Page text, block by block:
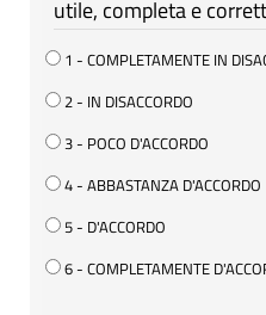
utile, completa e
1 - COMPLETAMENTE IN
2 - IN DISACCORDO
3 - POCO D'ACCORDO
4 - ABBASTANZA D'ACCORDO
5 - D'ACCORDO
6 - COMPLETAMENTE